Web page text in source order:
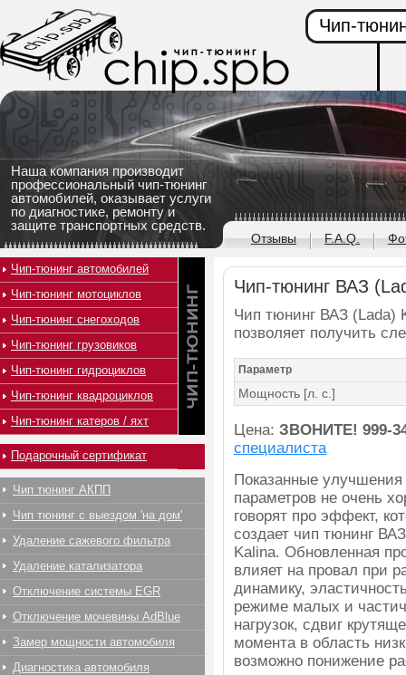
Наша компания производит
профессиональный чип-тюнинг
автомобилей, оказывает услуги
по диагностике, ремонту и
защите транспортных средств.
Чип-
Отзывы F.A.Q.
Чип-тюнинг ВАЗ
Чип тюнинг ВАЗ (Lada)
позволяет получить
Параметр
Мощность [л. с.]
Цена: ЗВОНИТЕ! 999-
специалиста
Показанные улучшения
параметров не очень
говорят про эффект,
создает чип тюнинг
Kalina. Обновленная
влияет на провал при
динамику,
режиме малых и
нагрузок, сдвиг
момента в область
возможно понижение
Чип-тюнинг автомобилей
Чип-тюнинг мотоциклов
Чип-тюнинг снегоходов
Чип-тюнинг грузовиков
Чип-тюнинг гидроциклов
Чип-тюнинг квадроциклов
Чип-тюнинг катеров / яхт
Подарочный сертификат
Чип тюнинг АКПП
Чип тюнинг с выездом 'на дом'
Удаление сажевого фильтра
Удаление катализатора
Отключение системы EGR
Отключение мочевины AdBlue
Замер мощности автомобиля
Диагностика автомобиля